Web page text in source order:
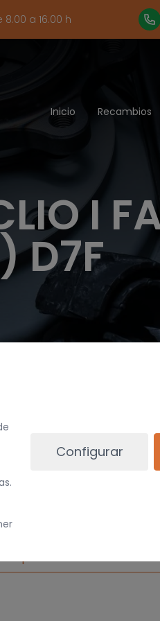
a 16.00 h
Inicio Recambios
I
D7F
Inspeccionar vehículo de
Configurar